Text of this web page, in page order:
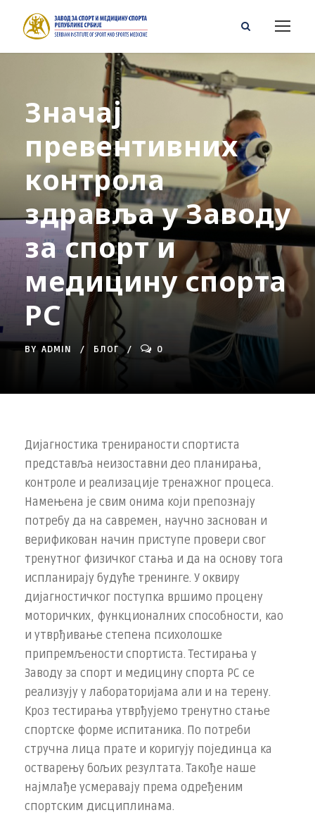
Значај
превентивних
контрола
здравља у Заводу
за спорт и
медицину спорта
РС
BY ADMIN БЛОГ 0
Дијагностика тренираности спортиста
представља неизоставни део планирања,
контроле и реализације тренажног процеса.
Намењена је свим онима који препознају
потребу да на савремен, научно заснован и
верификован начин приступе провери свог
тренутног физичког стања и да на основу тога
испланирају будуће тренинге. У оквиру
дијагностичког поступка вршимо процену
моторичких, функционалних способности, као
и утврђивање степена психолошке
припремљености спортиста. Тестирања у
Заводу за спорт и медицину спорта РС се
реализују у лабораторијама али и на терену.
Кроз тестирања утврђујемо тренутно стање
спортске форме испитаника. По потреби
стручна лица прате и коригују појединца ка
остварењу бољих резултата. Такође наше
најмлађе усмеравају према одређеним
спортским дисциплинама.